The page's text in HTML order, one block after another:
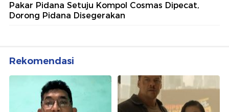
Pakar Pidana Setuju Kompol Cosmas Dipecat,
Dorong Pidana Disegerakan
Rekomendasi